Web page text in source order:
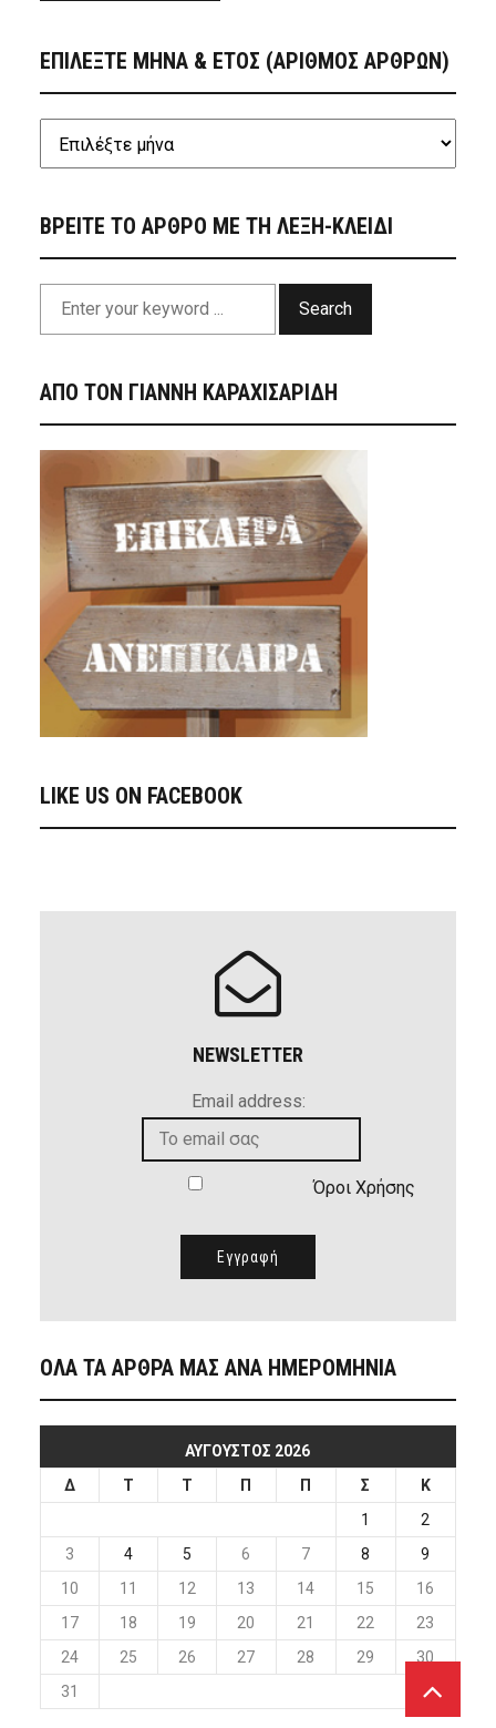
ΕΠΙΛΕΞΤΕ ΜΗΝΑ & ΕΤΟΣ (ΑΡΙΘΜΟΣ ΑΡΘΡΩΝ)
ΒΡΕΙΤΕ ΤΟ ΑΡΘΡΟ ΜΕ ΤΗ ΛΕΞΗ-ΚΛΕΙΔΙ
Search
ΑΠΟ ΤΟΝ ΓΙΑΝΝΗ ΚΑΡΑΧΙΣΑΡΙΔΗ
LIKE US ON FACEBOOK
NEWSLETTER
Email address:
Όροι Χρήσης
ΟΛΑ ΤΑ ΑΡΘΡΑ ΜΑΣ ΑΝΑ ΗΜΕΡΟΜΗΝΙΑ
ΑΎΓΟΥΣΤΟΣ 2026
Δ
Τ Τ Π Π Σ
Κ
1
2
3
4 5 6 7 8
9
10
11 12 13 14 15
16
17
18 19 20 21 22
23
24
25 26 27 28 29
30
31